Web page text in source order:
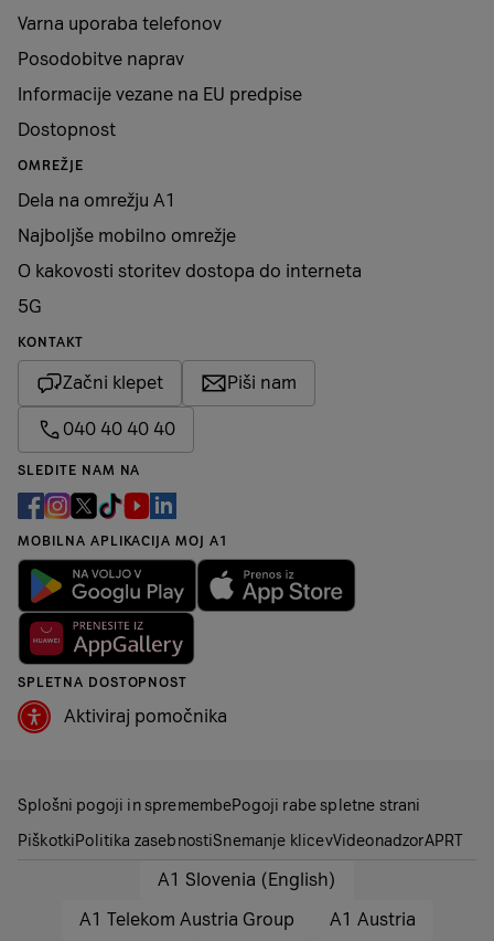
Varna uporaba telefonov
Posodobitve naprav
Informacije vezane na EU predpise
Dostopnost
OMREŽJE
Dela na omrežju A1
Najboljše mobilno omrežje
O kakovosti storitev dostopa do interneta
5G
KONTAKT
Začni klepet Piši nam
040 40 40 40
SLEDITE NAM NA
MOBILNA APLIKACIJA MOJ A1
SPLETNA DOSTOPNOST
Aktiviraj pomočnika
Splošni pogoji in spremembePogoji rabe spletne strani
PiškotkiPolitika zasebnostiSnemanje klicevVideonadzorAPRT
A1 Slovenia (English)
A1 Telekom Austria Group
A1 Austria